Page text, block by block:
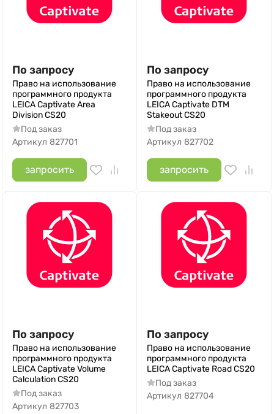
По запросу
Право на использование
программного продукта
LEICA Captivate Area
Division CS20
Под заказ
Артикул 827701
запросить
По запросу
Право на использование
программного продукта
LEICA Captivate DTM
Stakeout CS20
Под заказ
Артикул 827702
запросить
По запросу
Право на использование
программного продукта
LEICA Captivate Volume
Calculation CS20
Под заказ
Артикул 827703
По запросу
Право на использование
программного продукта
LEICA Captivate Road CS20
Под заказ
Артикул 827704